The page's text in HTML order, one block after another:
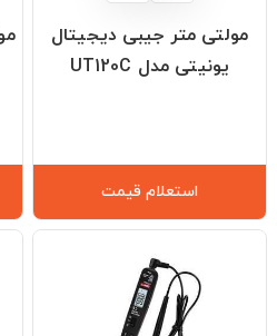
مولتی متر جیبی دیجیتال
یونیتی مدل UT120C
استعلام قیمت